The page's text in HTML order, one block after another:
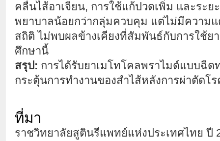
คลื่นไส้อาเจียน, การใช้แก้ปวดเพิ่ม และระย
พยาบาลน้อยกว่ากลุ่มควบคุม แต่ไม่มีความ
สถิติ ไม่พบผลข้างเคียงที่สัมพันธ์กับการใช้ย
ศึกษานี้
สรุป: การได้รับยาเมโทโคลพราไมด์แบบฉีด
กระตุ้นการทำงานของสำไส้หลังการผ่าตัดโ
ที่มา
ราชวิทยาลัยสูตินรีแพทย์แห่งประเทศไทย ปี